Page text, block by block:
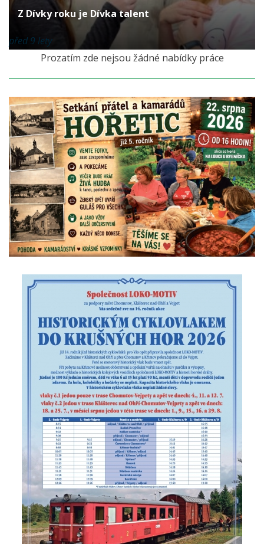
Z Dívky roku je Dívka talent
před 9 lety
Prozatím zde nejsou žádné nabídky práce